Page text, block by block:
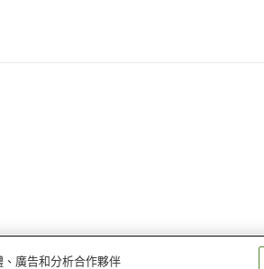
廣告和分析合作夥伴